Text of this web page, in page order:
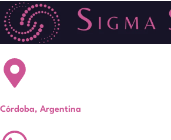
Córdoba, Argentina